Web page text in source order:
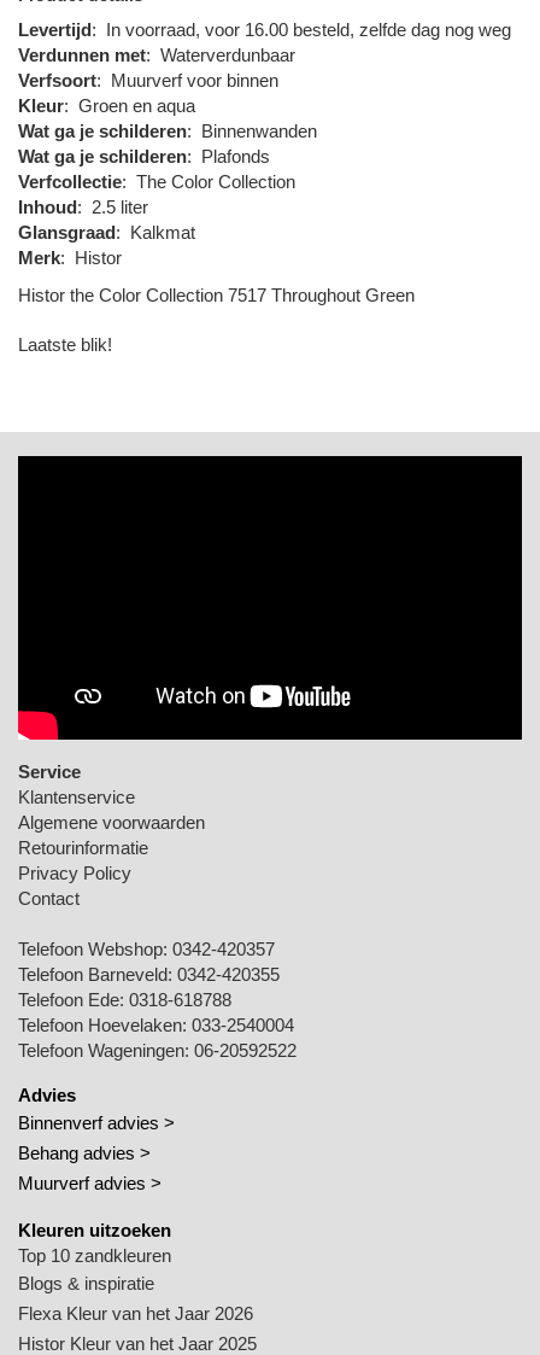
Levertijd: In voorraad, voor 16.00 besteld, zelfde dag nog weg
Verdunnen met: Waterverdunbaar
Verfsoort: Muurverf voor binnen
Kleur: Groen en aqua
Wat ga je schilderen: Binnenwanden
Wat ga je schilderen: Plafonds
Verfcollectie: The Color Collection
Inhoud: 2.5 liter
Glansgraad: Kalkmat
Merk: Histor
Histor the Color Collection 7517 Throughout Green
Laatste blik!
Service
Klantenservice
Algemene voorwaarden
Retourinformatie
Privacy Policy
Contact
Telefoon Webshop: 0342-420357
Telefoon Barneveld: 0342-420355
Telefoon Ede: 0318-618788
Telefoon Hoevelaken: 033-2540004
Telefoon Wageningen: 06-20592522
Advies
Binnenverf advies >
Behang advies >
Muurverf advies >
Kleuren uitzoeken
Top 10 zandkleuren
Blogs & inspiratie
Flexa Kleur van het Jaar 2026
Histor Kleur van het Jaar 2025